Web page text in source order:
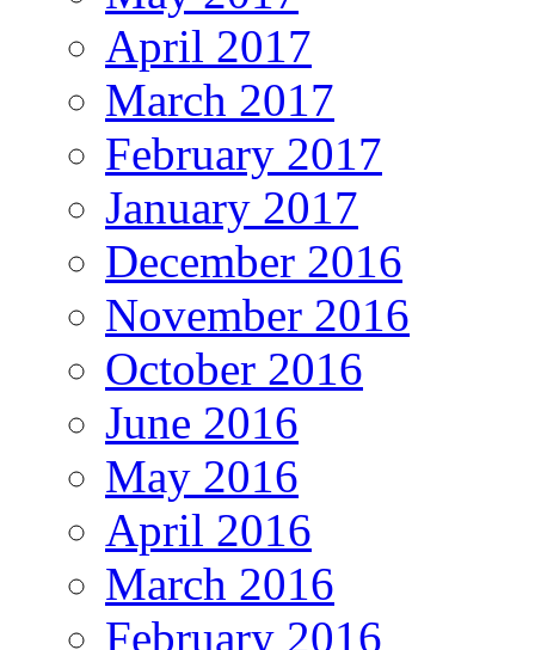
April 2017
March 2017
February 2017
January 2017
December 2016
November 2016
October 2016
June 2016
May 2016
April 2016
March 2016
February 2016